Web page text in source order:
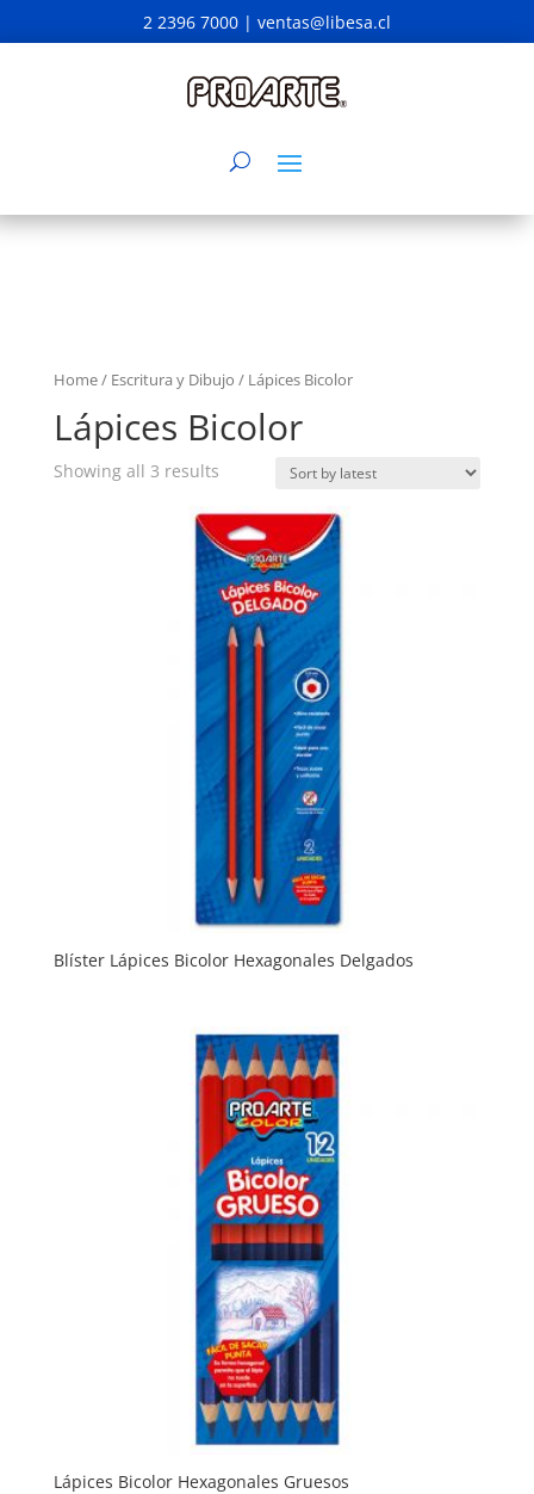
2 2396 7000 | ventas@libesa.cl
Home/ Escritura y Dibujo / Lápices Bicolor
Lápices Bicolor
Showing all 3 results
Blíster Lápices Bicolor Hexagonales Delgados
Lápices Bicolor Hexagonales Gruesos